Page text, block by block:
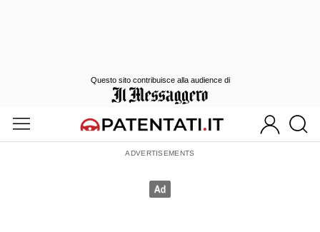
Questo sito contribuisce alla audience di